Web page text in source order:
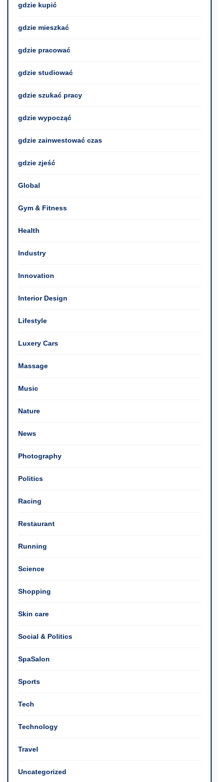
gdzie kupić
gdzie mieszkać
gdzie pracować
gdzie studiować
gdzie szukać pracy
gdzie wypocząć
gdzie zainwestować czas
gdzie zjeść
Global
Gym & Fitness
Health
Industry
Innovation
Interior Design
Lifestyle
Luxery Cars
Massage
Music
Nature
News
Photography
Politics
Racing
Restaurant
Running
Science
Shopping
Skin care
Social & Politics
SpaSalon
Sports
Tech
Technology
Travel
Uncategorized